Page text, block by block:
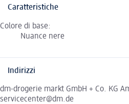
Caratteristiche
Colore di base:
Nuance nere
Indirizzi
dm-drogerie markt GmbH + Co. KG
servicecenter@dm.de